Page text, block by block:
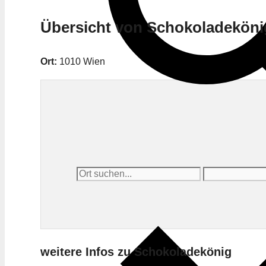
Übersicht von
Ort: 1010 Wien
weitere Infos zu Schokoladekönig